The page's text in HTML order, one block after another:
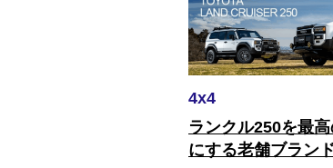
4x4
ランクル250を最
にする老舗ブラン